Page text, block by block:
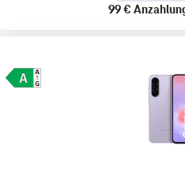
99 €